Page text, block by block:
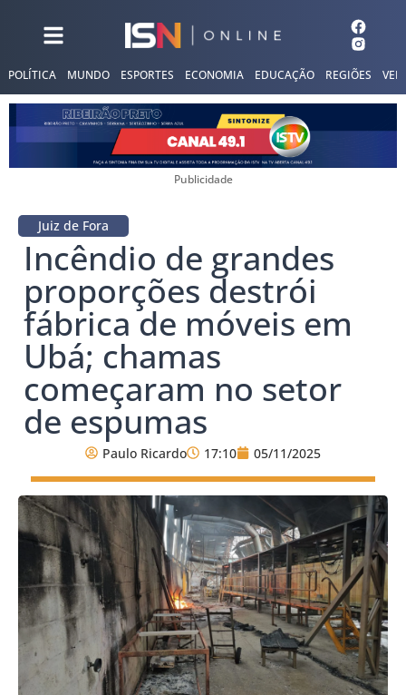
POLÍTICA MUNDO ESPORTES ECONOMIA EDUCAÇÃO REGIÕES
Publicidade
Juiz de Fora
Incêndio de grandes
proporções destrói
fábrica de móveis em
Ubá; chamas
começaram no setor
de espumas
Paulo Ricardo 17:10 05/11/2025